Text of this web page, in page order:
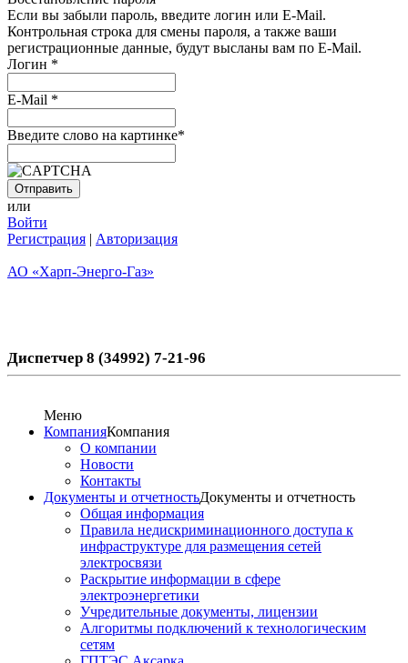
Если вы забыли пароль, введите логин или E-Mail.
Контрольная строка для смены пароля, а также ваши
регистрационные данные, будут высланы вам по E-Mail.
Логин *
E-Mail *
Введите слово на картинке*
или
Войти
Регистрация | Авторизация
АО «Харп-Энерго-Газ»
Диспетчер 8 (34992) 7-21-96
Меню
КомпанияКомпания
О компании
Новости
Контакты
Документы и отчетностьДокументы и отчетность
Общая информация
Правила недискриминационного доступа к
инфраструктуре для размещения сетей
электросвязи
Раскрытие информации в сфере
электроэнергетики
Учредительные документы, лицензии
Алгоритмы подключений к технологическим
сетям